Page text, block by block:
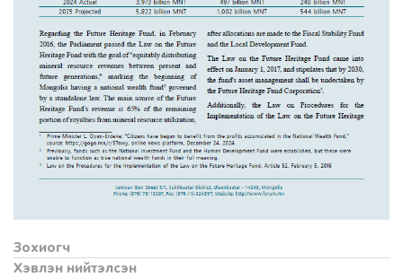
Зохиогч
Хэвлэн нийтэлсэн